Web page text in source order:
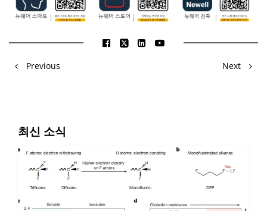
Previous Next
최신 소식